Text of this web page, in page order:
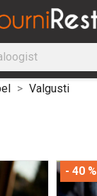
Valgusti
- 40 %